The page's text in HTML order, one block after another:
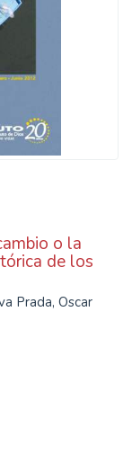
o la
de los
Prada, Oscar